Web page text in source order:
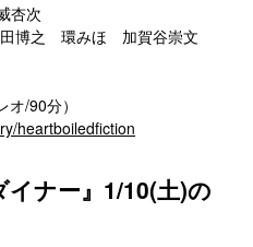
杏次
田博之 環みほ 加賀谷崇文
/90分）
heartboiledfiction
イナー』1/10(土)の